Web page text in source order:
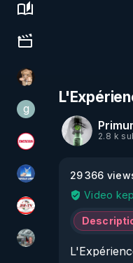
Science, history & spirituality
Culture, media & entertainment
DataCenter
ggilo59
Magazine Nexus
PAROLE LIBRE
JSF - TV
Ben Garneau
2.8 k
29 366
Video